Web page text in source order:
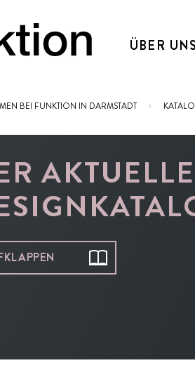
ÜBER UNS
hier:BEI FUNKTION IN DARMSTADT
AKTUELLE